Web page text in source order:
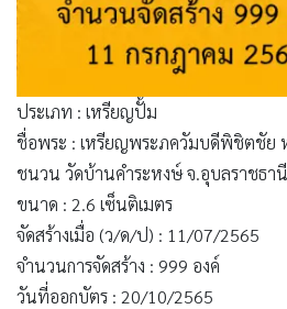
ประเภท : เหรียญปั้ม
ชื่อพระ : เหรียญพระภควัมบดีพิชิตชัย
ชนวน วัดบ้านคำระหงษ์ จ.อุบลราชธานี
ขนาด : 2.6 เซ็นติเมตร
จัดสร้างเมื่อ (ว/ด/ป) : 11/07/2565
จำนวนการจัดสร้าง : 999 องค์
วันที่ออกบัตร : 20/10/2565